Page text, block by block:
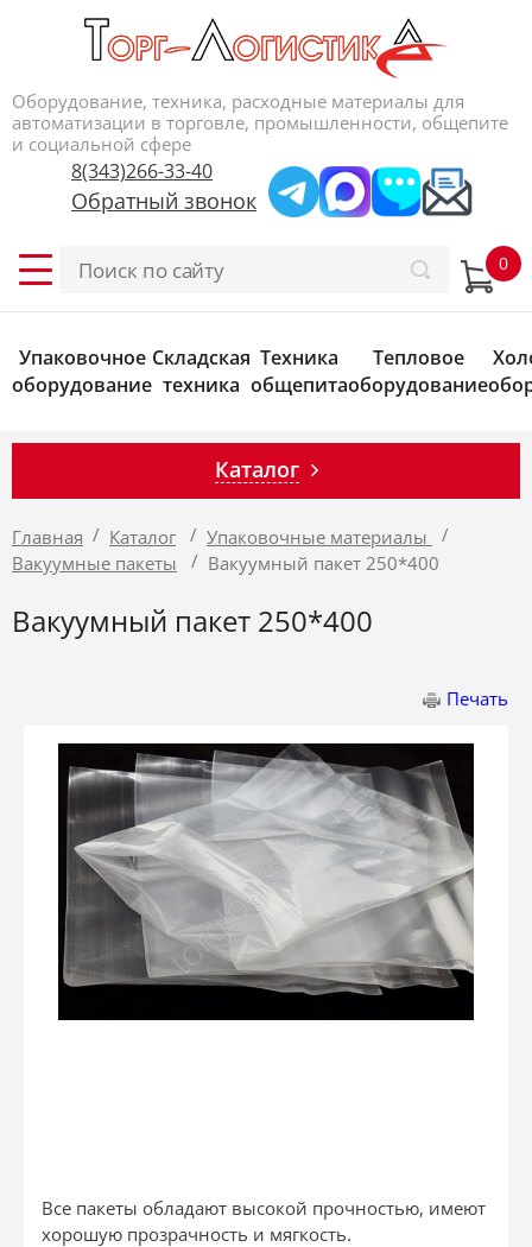
Оборудование, техника, расходные материалы для
автоматизации в торговле, промышленности, общепите
и социальной сфере
8(343)266-33-40
Обратный звонок
Упаковочное
оборудование
Складская
техника
Техника
общепита
Тепловое
оборудование
Каталог
Главная / Каталог / Упаковочные материалы
/
Вакуумные пакеты
/ Вакуумный пакет 250*400
Вакуумный пакет 250*400
Печать
Все пакеты обладают высокой прочностью, имеют
хорошую прозрачность и мягкость.